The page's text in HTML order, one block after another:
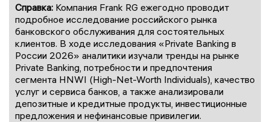
Справка: Компания Frank RG ежегодно проводит
подробное исследование российского рынка
банковского обслуживания для состоятельных
клиентов. В ходе исследования «Private Banking в
России 2026» аналитики изучали тренды на рынке
Private Banking, потребности и предпочтения
сегмента HNWI (High-Net-Worth Individuals), качество
услуг и сервиса банков, а также анализировали
депозитные и кредитные продукты, инвестиционные
предложения и нефинансовые привилегии.